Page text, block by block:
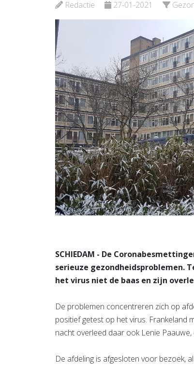
Redactie 27-01-2021
SCHIEDAM - De
serieuze gezondheidsproblemen.
het virus niet de baas en zijn
De problemen concentreren zich op
positief getest op het virus. Frankeland
nacht overleed daar ook Lenie
De afdeling is afgesloten voor bezoek,
Bekijk de pagina